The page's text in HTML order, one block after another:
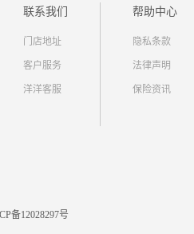
联系我们
门店地址
客户服务
洋洋客服
帮助中心
隐私条款
法律声明
保险资讯
备12028297号